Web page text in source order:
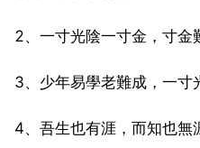
2、一寸光陰一寸金，寸金
3、少年易學老難成，一
4、吾生也有涯，而知也